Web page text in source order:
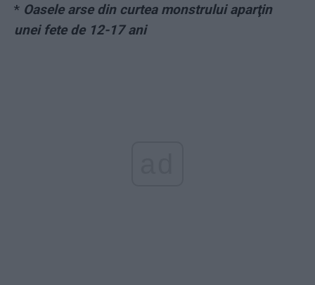
* Oasele arse din curtea monstrului aparţin
unei fete de 12-17 ani